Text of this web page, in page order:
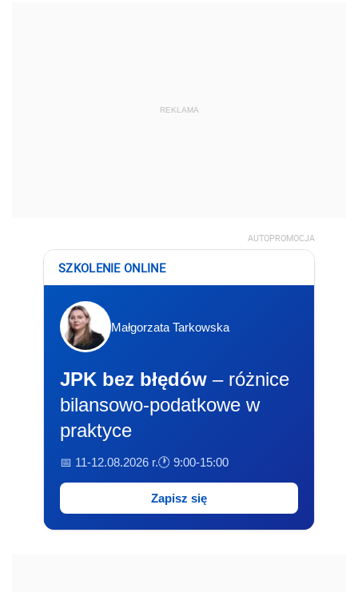
REKLAMA
AUTOPROMOCJA
SZKOLENIE ONLINE
Małgorzata Tarkowska
JPK bez błędów – różnice
bilansowo-podatkowe w
praktyce
📅 11-12.08.2026 r.🕐 9:00-15:00
Zapisz się